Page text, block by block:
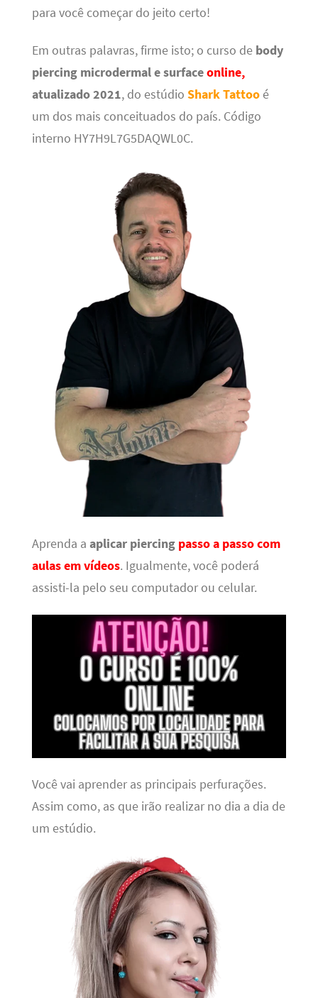
para você começar do jeito certo!
Em outras palavras, firme isto; o curso de body
piercing microdermal e surfaceonline,
atualizado 2021, do estúdio Shark Tattooé
um dos mais conceituados do país. Código
interno HY7H9L7G5DAQWL0C.
Aprenda a aplicar piercing passo a passo com
aulas em vídeos. Igualmente, você poderá
assisti-la pelo seu computador ou celular.
Você vai aprender as principais perfurações.
Assim como, as que irão realizar no dia a dia de
um estúdio.